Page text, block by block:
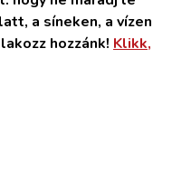
a síneken, a vízen
hozzánk! Klikk,